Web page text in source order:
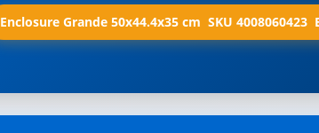
Enclosure Grande 50x44.4x35 cm  SKU 4008060423